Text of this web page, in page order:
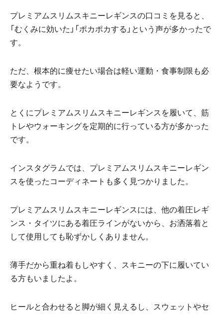
プレミアムスリムスキニーレギンスの口コミを見ると、
「むくみに効いた」「ポカポカする」という声が多かったで
す。
ただ、根本的に痩せたい場合は軽い運動・食事制限も必
要なようです。
とくにプレミアムスリムスキニーレギンスを履いて、筋
トレやウォーキングを定期的に行っている方が多かった
です。
インスタグラムでは、プレミアムスリムスキニーレギン
スを使ったコーディネートも多く見つかりました。
プレミアムスリムスキニーレギンスには、他の着圧レギ
ンス・タイツにある着圧ラインがないから、お洒落着と
して使用しても恥ずかしくありません。
薄手だから重ね着もしやすく、スキニーの下に履いてい
る方もいましたよ。
ヒールと合わせると脚が細く見えるし、スウェットやセ